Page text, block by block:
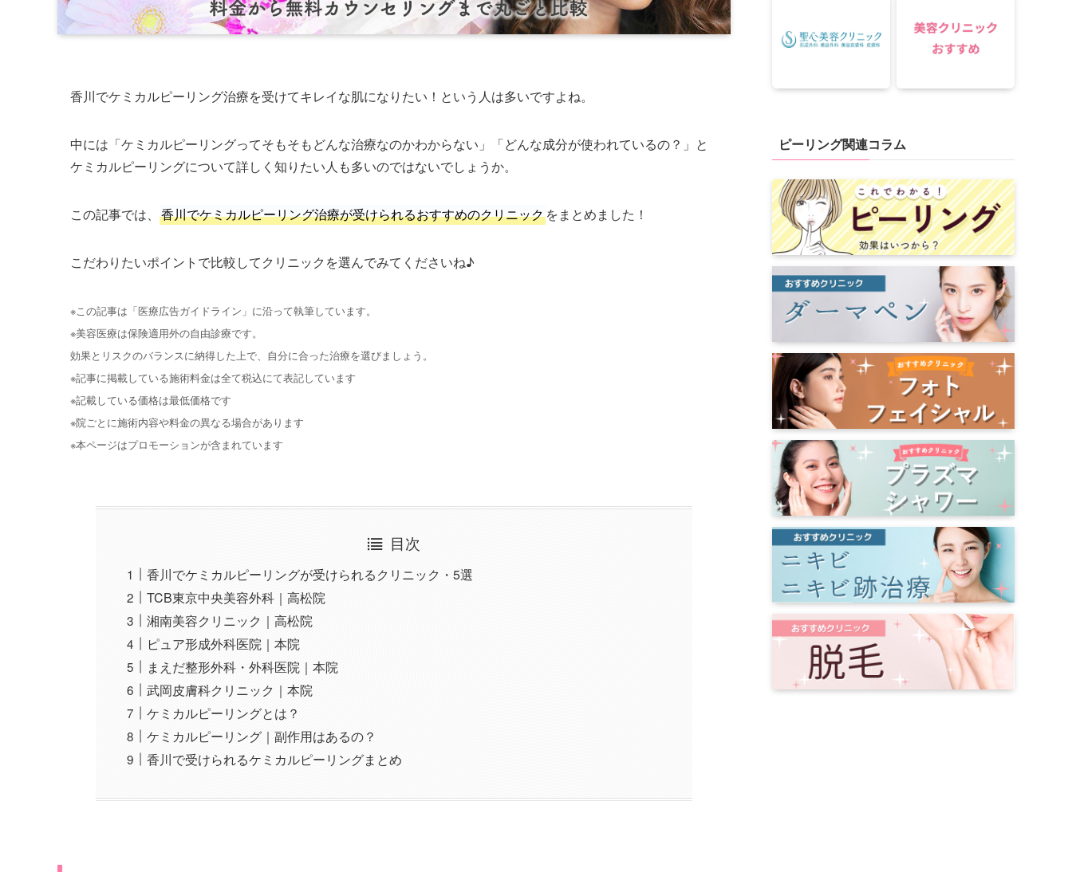
香川でケミカルピーリング治療を受けてキレイな肌になりたい！という人は多いですよね。
中には「ケミカルピーリングってそもそもどんな治療なのかわからない」「どんな成分が使われているの？」と
ケミカルピーリングについて詳しく知りたい人も多いのではないでしょうか。
この記事では、 香川でケミカルピーリング治療が受けられるおすすめのクリニックをまとめました！
こだわりたいポイントで比較してクリニックを選んでみてくださいね♪
※この記事は「医療広告ガイドライン」に沿って執筆しています。
※美容医療は保険適用外の自由診療です。
効果とリスクのバランスに納得した上で、自分に合った治療を選びましょう。
※記事に掲載している施術料金は全て税込にて表記しています
※記載している価格は最低価格です
※院ごとに施術内容や料金の異なる場合があります
※本ページはプロモーションが含まれています
目次
香川でケミカルピーリングが受けられるクリニック・5選
TCB東京中央美容外科｜高松院
湘南美容クリニック｜高松院
ピュア形成外科医院｜本院
まえだ整形外科・外科医院｜本院
武岡皮膚科クリニック｜本院
ケミカルピーリングとは？
ケミカルピーリング｜副作用はあるの？
香川で受けられるケミカルピーリングまとめ
ピーリング関連コラム